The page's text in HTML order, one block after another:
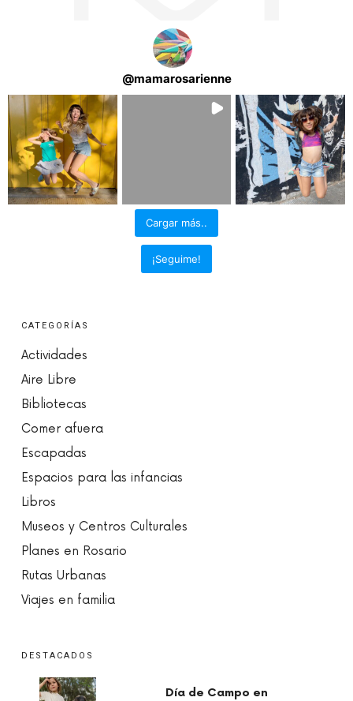
@mamarosarienne
Cargar más..
¡Seguime!
CATEGORÍAS
Actividades
Aire Libre
Bibliotecas
Comer afuera
Escapadas
Espacios para las infancias
Libros
Museos y Centros Culturales
Planes en Rosario
Rutas Urbanas
Viajes en familia
DESTACADOS
Día de Campo en